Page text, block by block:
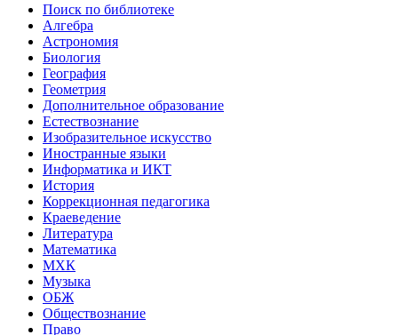
Поиск по библиотеке
Алгебра
Астрономия
Биология
География
Геометрия
Дополнительное образование
Естествознание
Изобразительное искусство
Иностранные языки
Информатика и ИКТ
История
Коррекционная педагогика
Краеведение
Литература
Математика
МХК
Музыка
ОБЖ
Обществознание
Право